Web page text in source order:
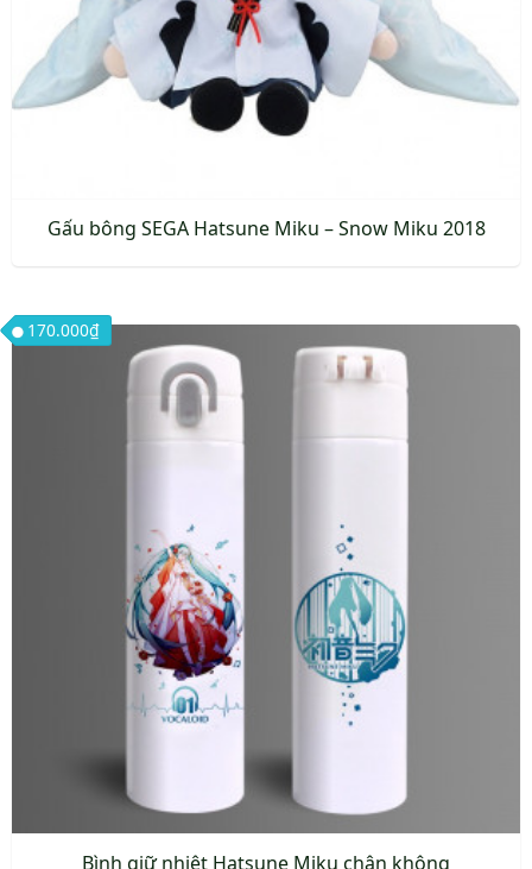
Gấu bông SEGA Hatsune Miku – Snow Miku 2018
Bình giữ nhiệt Hatsune Miku chân không
170.000₫